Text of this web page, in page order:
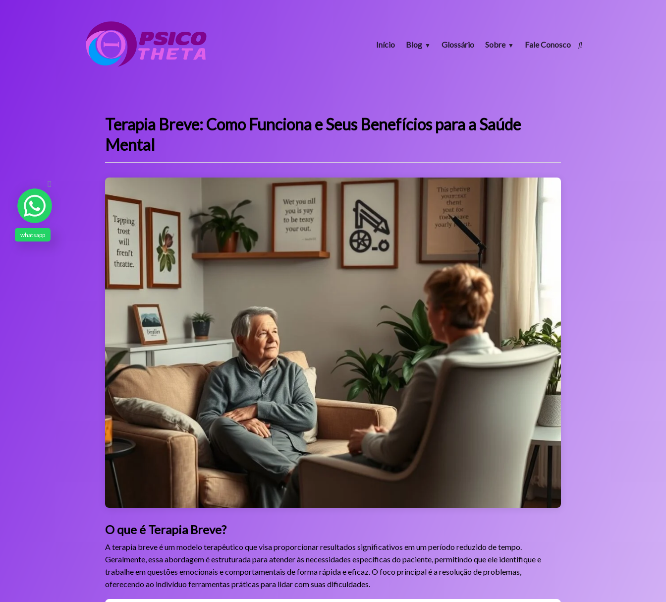
Início Blog Glossário Sobre Fale Conosco
Terapia Breve: Como Funciona e Seus Benefícios para a Saúde
Mental
O que é Terapia Breve?
A terapia breve é um modelo terapêutico que visa proporcionar resultados significativos em um período reduzido de tempo.
Geralmente, essa abordagem é estruturada para atender às necessidades específicas do paciente, permitindo que ele identifique e
trabalhe em questões emocionais e comportamentais de forma rápida e eficaz. O foco principal é a resolução de problemas,
oferecendo ao indivíduo ferramentas práticas para lidar com suas dificuldades.
whatsapp